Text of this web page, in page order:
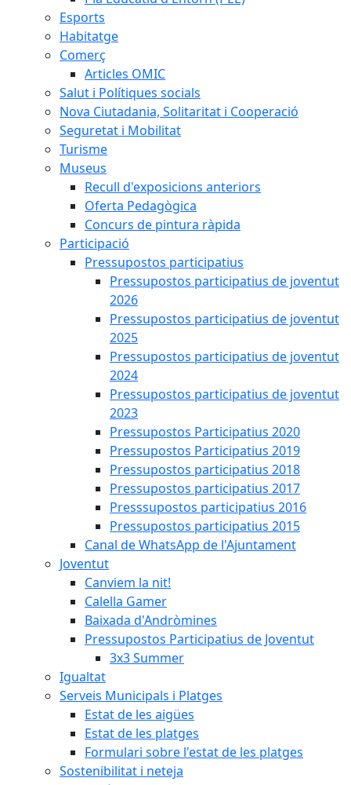
Esports
Habitatge
Comerç
Articles OMIC
Salut i Polítiques socials
Nova Ciutadania, Solitaritat i Cooperació
Seguretat i Mobilitat
Turisme
Museus
Recull d'exposicions anteriors
Oferta Pedagògica
Concurs de pintura ràpida
Participació
Pressupostos participatius
Pressupostos participatius de joventut
2026
Pressupostos participatius de joventut
2025
Pressupostos participatius de joventut
2024
Pressupostos participatius de joventut
2023
Pressupostos Participatius 2020
Pressupostos Participatius 2019
Pressupostos participatius 2018
Pressupostos participatius 2017
Presssupostos participatius 2016
Pressupostos participatius 2015
Canal de WhatsApp de l'Ajuntament
Joventut
Canviem la nit!
Calella Gamer
Baixada d'Andròmines
Pressupostos Participatius de Joventut
3x3 Summer
Igualtat
Serveis Municipals i Platges
Estat de les aigües
Estat de les platges
Formulari sobre l'estat de les platges
Sostenibilitat i neteja